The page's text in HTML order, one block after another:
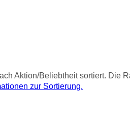
Aktion/Beliebtheit sortiert. Die
zur Sortierung.